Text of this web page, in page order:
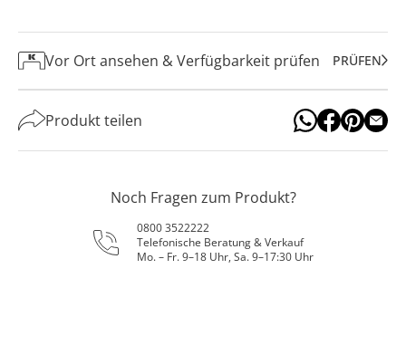
Vor Ort ansehen & Verfügbarkeit prüfen PRÜFEN
Produkt teilen
Noch Fragen zum Produkt?
0800 3522222
Telefonische Beratung & Verkauf
Mo. – Fr. 9–18 Uhr, Sa. 9–17:30 Uhr